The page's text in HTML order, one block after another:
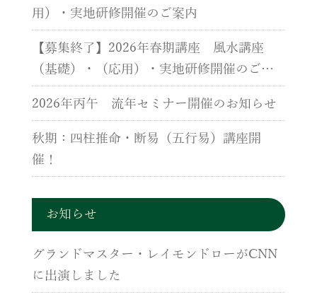
用）・実地研修開催のご案内
【募集終了】2026年春期講座 風水講座
（基礎）・（応用）・実地研修開催のご案
内
2026年丙午 流年セミナー開催のお知らせ
秋期：四柱推命・断易（五行易）講座開
催！
お知らせ
グランドマスター・レイモンドローがCNN
に出演しました